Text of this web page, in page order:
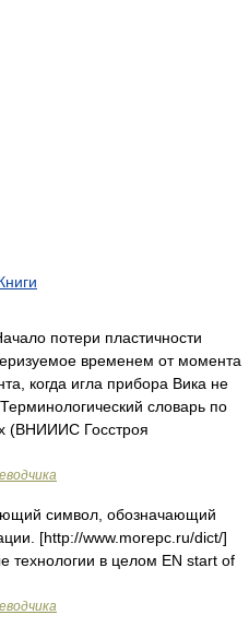
потери пластичности
временем от момента
когда игла прибора Вика не
словарь по
(ВНИИИС Госстроя
символ, обозначающий
[http://www.morepc.ru/dict/]
технологии в целом EN start of